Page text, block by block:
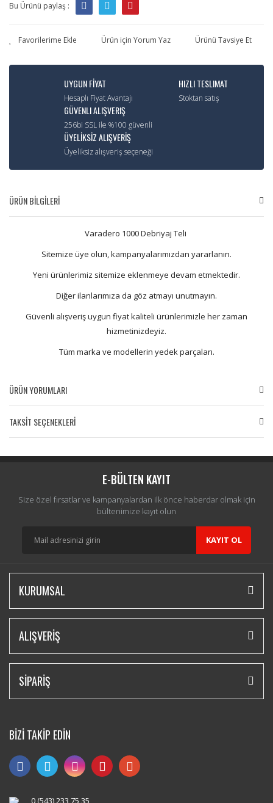
Bu Ürünü paylaş :
Ürün için Yorum Yaz Ürünü Tavsiye Et
UYGUN FİYAT
Hesaplı Fiyat Avantajı
HIZLI TESLIMAT
Stoktan satış
GÜVENLI ALIŞVERIŞ
256bi SSL ile %100 güvenli
ÜYELİKSİZ ALIŞVERİŞ
Üyeliksiz alışveriş seçeneği
ÜRÜN BİLGİLERİ
Varadero 1000 Debriyaj Teli
Sitemize üye olun, kampanyalarımızdan yararlanın.
Yeni ürünlerimiz sitemize eklenmeye devam etmektedir.
Diğer ilanlarımıza da göz atmayı unutmayın.
Güvenli alışveriş uygun fiyat kaliteli ürünlerimizle her zaman
hizmetinizdeyiz.
Tüm marka ve modellerin yedek parçaları.
ÜRÜN YORUMLARI
Yorum Yaz
TAKSİT SEÇENEKLERİ
E-BÜLTEN KAYIT
Size özel fırsatlar ve kampanyalardan ilk önce haberdar olmak için
bültenimize kayıt olun
KAYIT OL
KURUMSAL
ALIŞVERİŞ
SİPARİŞ
BİZİ TAKİP EDİN
0 (543) 233 75 35